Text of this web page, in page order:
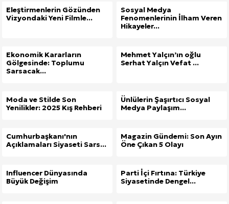
Eleştirmenlerin Gözünden
Vizyondaki Yeni Filmle...
Sosyal Medya
Fenomenlerinin İlham Veren
Hikayeler...
Ekonomik Kararların
Gölgesinde: Toplumu
Sarsacak...
Mehmet Yalçın’ın oğlu
Serhat Yalçın Vefat ...
Moda ve Stilde Son
Yenilikler: 2025 Kış Rehberi
Ünlülerin Şaşırtıcı Sosyal
Medya Paylaşım...
Cumhurbaşkanı'nın
Açıklamaları Siyaseti Sars...
Magazin Gündemi: Son Ayın
Öne Çıkan 5 Olayı
Influencer Dünyasında
Büyük Değişim
Parti İçi Fırtına: Türkiye
Siyasetinde Dengel...